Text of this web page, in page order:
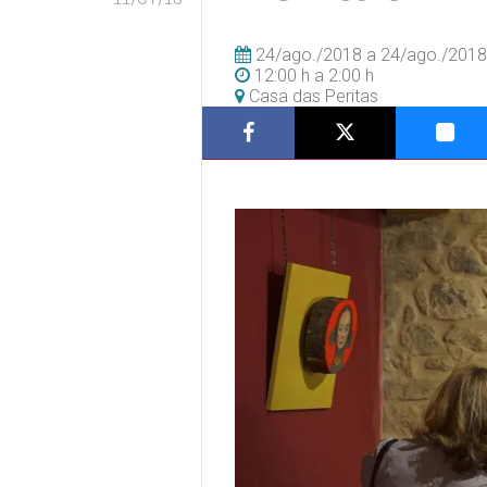
24/ago./2018 a 24/ago./2018
12:00 h a 2:00 h
Casa das Peritas